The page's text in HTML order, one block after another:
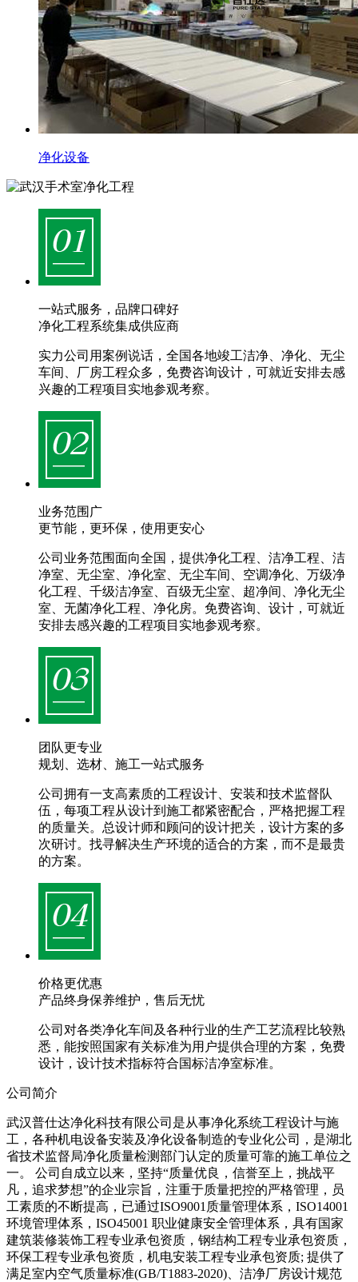
净化设备
一站式服务，品牌口碑好
净化工程系统集成供应商
实力公司用案例说话，全国各地竣工洁净、净化、无尘
车间、厂房工程众多，免费咨询设计，可就近安排去感
兴趣的工程项目实地参观考察。
业务范围广
更节能，更环保，使用更安心
公司业务范围面向全国，提供净化工程、洁净工程、洁
净室、无尘室、净化室、无尘车间、空调净化、万级净
化工程、千级洁净室、百级无尘室、超净间、净化无尘
室、无菌净化工程、净化房。免费咨询、设计，可就近
安排去感兴趣的工程项目实地参观考察。
团队更专业
规划、选材、施工一站式服务
公司拥有一支高素质的工程设计、安装和技术监督队
伍，每项工程从设计到施工都紧密配合，严格把握工程
的质量关。总设计师和顾问的设计把关，设计方案的多
次研讨。找寻解决生产环境的适合的方案，而不是最贵
的方案。
价格更优惠
产品终身保养维护，售后无忧
公司对各类净化车间及各种行业的生产工艺流程比较熟
悉，能按照国家有关标准为用户提供合理的方案，免费
设计，设计技术指标符合国标洁净室标准。
公司简介
武汉普仕达净化科技有限公司是从事净化系统工程设计与施
工，各种机电设备安装及净化设备制造的专业化公司，是湖北
省技术监督局净化质量检测部门认定的质量可靠的施工单位之
一。 公司自成立以来，坚持“质量优良，信誉至上，挑战平
凡，追求梦想”的企业宗旨，注重于质量把控的严格管理，员
工素质的不断提高，已通过ISO9001质量管理体系，ISO14001
环境管理体系，ISO45001 职业健康安全管理体系，具有国家
建筑装修装饰工程专业承包资质，钢结构工程专业承包资质，
环保工程专业承包资质，机电安装工程专业承包资质; 提供了
满足室内空气质量标准(GB/T1883-2020)、洁净厂房设计规范